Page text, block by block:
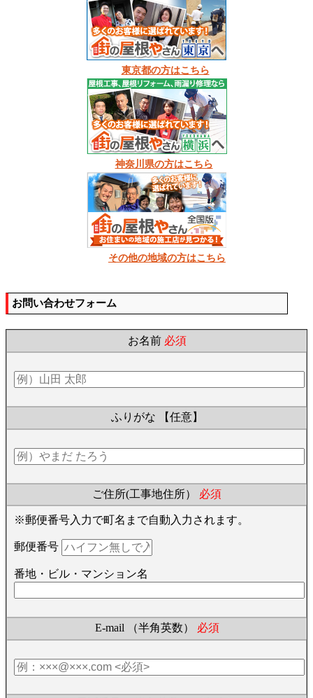
東京都の方はこちら
神奈川県の方はこちら
その他の地域の方はこちら
お問い合わせフォーム
お名前 必須
ふりがな 【任意】
ご住所(工事地住所） 必須
※郵便番号入力で町名まで自動入力されます。
郵便番号
番地・ビル・マンション名
E-mail （半角英数） 必須